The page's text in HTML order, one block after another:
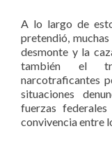
A lo largo de
pretendió,
desmonte y la
también el
narcotraficantes
situaciones
fuerzas
convivencia entre